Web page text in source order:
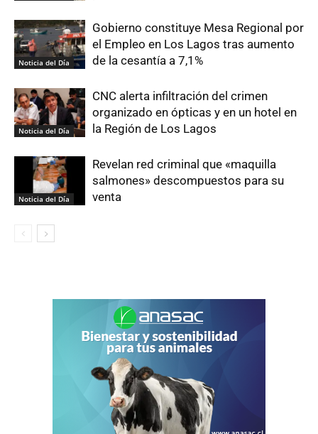
Noticia del Día
Gobierno constituye Mesa Regional por
el Empleo en Los Lagos tras aumento
de la cesantía a 7,1%
Noticia del Día
CNC alerta infiltración del crimen
organizado en ópticas y en un hotel en
la Región de Los Lagos
Noticia del Día
Revelan red criminal que «maquilla
salmones» descompuestos para su
venta